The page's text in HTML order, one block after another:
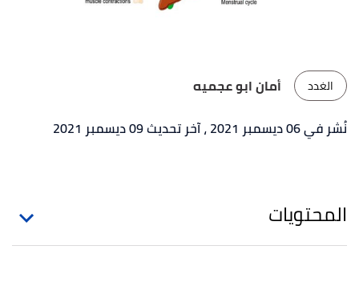
الغدد
أمان ابو عجميه
نُشر في 06 ديسمبر 2021
، آخر تحديث 09 ديسمبر 2021
المحتويات